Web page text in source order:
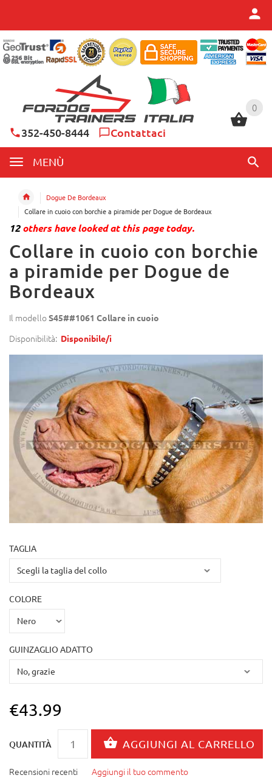
0
352-450-8444 Contattaci
MENÙ
0
Dogue De Bordeaux
Collare in cuoio con borchie a piramide per Dogue de Bordeaux
12others have looked at this page today.
Collare in cuoio con borchie
a piramide per Dogue de
Bordeaux
Il modelloS45##1061 Collare in cuoio
Disponibilità: Disponibile/i
TAGLIA
COLORE
GUINZAGLIO ADATTO
€43.99
QUANTITÀ
Recensioni recenti Aggiungi il tuo commento